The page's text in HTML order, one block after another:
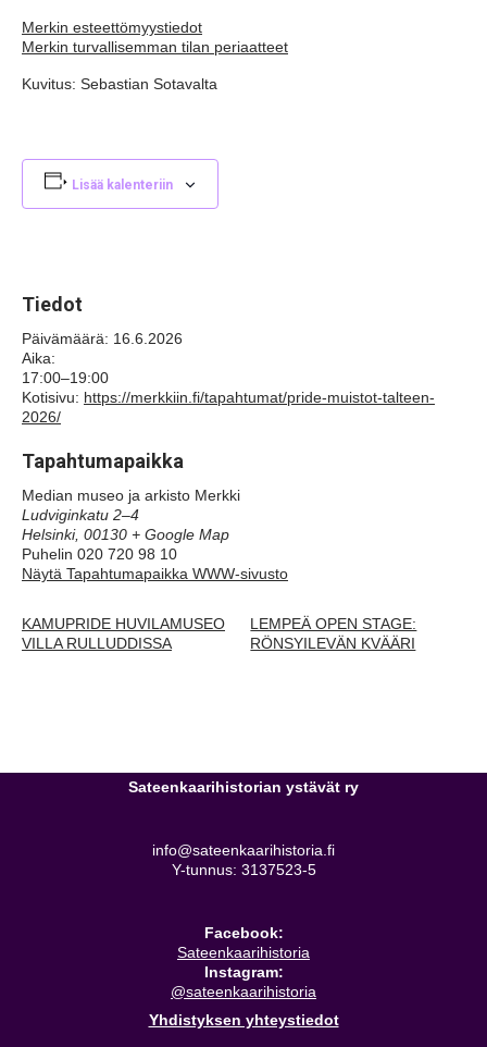
Merkin esteettömyystiedot
Merkin turvallisemman tilan periaatteet
Kuvitus: Sebastian Sotavalta
Lisää kalenteriin
Tiedot
Päivämäärä: 16.6.2026
Aika:
17:00–19:00
Kotisivu: https://merkkiin.fi/tapahtumat/pride-muistot-talteen-
2026/
Tapahtumapaikka
Median museo ja arkisto Merkki
Ludviginkatu 2–4
Helsinki, 00130 + Google Map
Puhelin 020 720 98 10
Näytä Tapahtumapaikka WWW-sivusto
KAMUPRIDE HUVILAMUSEO
VILLA RULLUDDISSA
LEMPEÄ OPEN STAGE:
RÖNSYILEVÄN KVÄÄRI
Sateenkaarihistorian ystävät ry
info@sateenkaarihistoria.fi
Y-tunnus: 3137523-5
Facebook:
Sateenkaarihistoria
Instagram:
@sateenkaarihistoria
Yhdistyksen yhteystiedot